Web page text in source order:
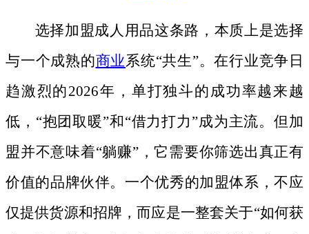
选择加盟成人用品这条路，本质上是选择
与一个成熟的商业系统“共生”。在行业竞争日
趋激烈的2026年，单打独斗的成功率越来越
低，“抱团取暖”和“借力打力”成为主流。但加
盟并不意味着“躺赚”，它需要你筛选出真正有
价值的品牌伙伴。一个优秀的加盟体系，不应
仅提供货源和招牌，而应是一整套关于“如何获